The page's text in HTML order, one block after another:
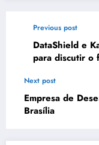
Previous post
DataShield e
para discutir o
Next post
Empresa de
Brasília